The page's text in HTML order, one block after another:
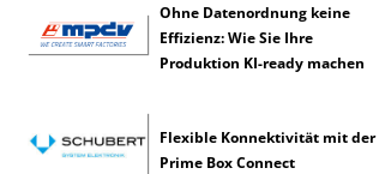
Ohne Datenordnung keine
Effizienz: Wie Sie Ihre
Produktion KI-ready machen
Flexible Konnektivität mit der
Prime Box Connect